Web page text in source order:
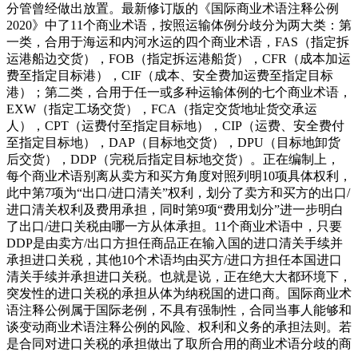
分管曾经做出放置。最新修订版的《国际商业术语注释公例
2020》中了11个商业术语，按照运输体例分歧分为两大类：第
一类，合用于海运和内河水运的四个商业术语，FAS（指定拆
运港船边交货），FOB（指定拆运港船货），CFR（成本加运
费至指定目标港），CIF（成本、安全费加运费至指定目标
港）；第二类，合用于任一或多种运输体例的七个商业术语，
EXW（指定工场交货），FCA（指定交货地址货交承运
人），CPT（运费付至指定目标地），CIP（运费、安全费付
至指定目标地），DAP（目标地交货），DPU（目标地卸货
后交货），DDP（完税后指定目标地交货）。正在编制上，
每个商业术语别离从卖方和买方角度对照列明10项具体权利，
此中第7项为“出口/进口清关”权利，划分了卖方和买方的出口/
进口清关权利及费用承担，同时第9项“费用划分”进一步明白
了出口/进口关税由哪一方从体承担。11个商业术语中，只要
DDP是由卖方/出口方担任商品正在输入国的进口清关手续并
承担进口关税，其他10个术语均由买方/进口方担任本国进口
清关手续并承担进口关税。也就是说，正在绝大大都环境下，
突发性的进口关税的承担从体为纳税国的进口商。国际商业术
语注释公例属于国际老例，不具有强制性，合同当事人能够和
谈变动商业术语注释公例的风险、权利和义务的承担法则。若
是合同对进口关税的承担做出了取所合用的商业术语分歧的商